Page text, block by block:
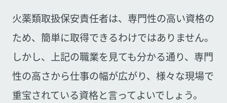
火薬類取扱保安責任者は、専門性の高い資格の
ため、簡単に取得できるわけではありません。
しかし、上記の職業を見ても分かる通り、専門
性の高さから仕事の幅が広がり、様々な現場で
重宝されている資格と言ってよいでしょう。